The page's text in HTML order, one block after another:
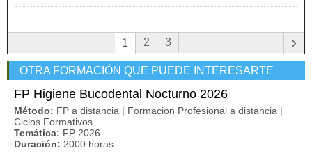
1 2 3 ›
OTRA FORMACIÓN QUE PUEDE INTERESARTE
FP Higiene Bucodental Nocturno 2026
Método: FP a distancia | Formacion Profesional a distancia |
Ciclos Formativos
Temática: FP 2026
Duración: 2000 horas